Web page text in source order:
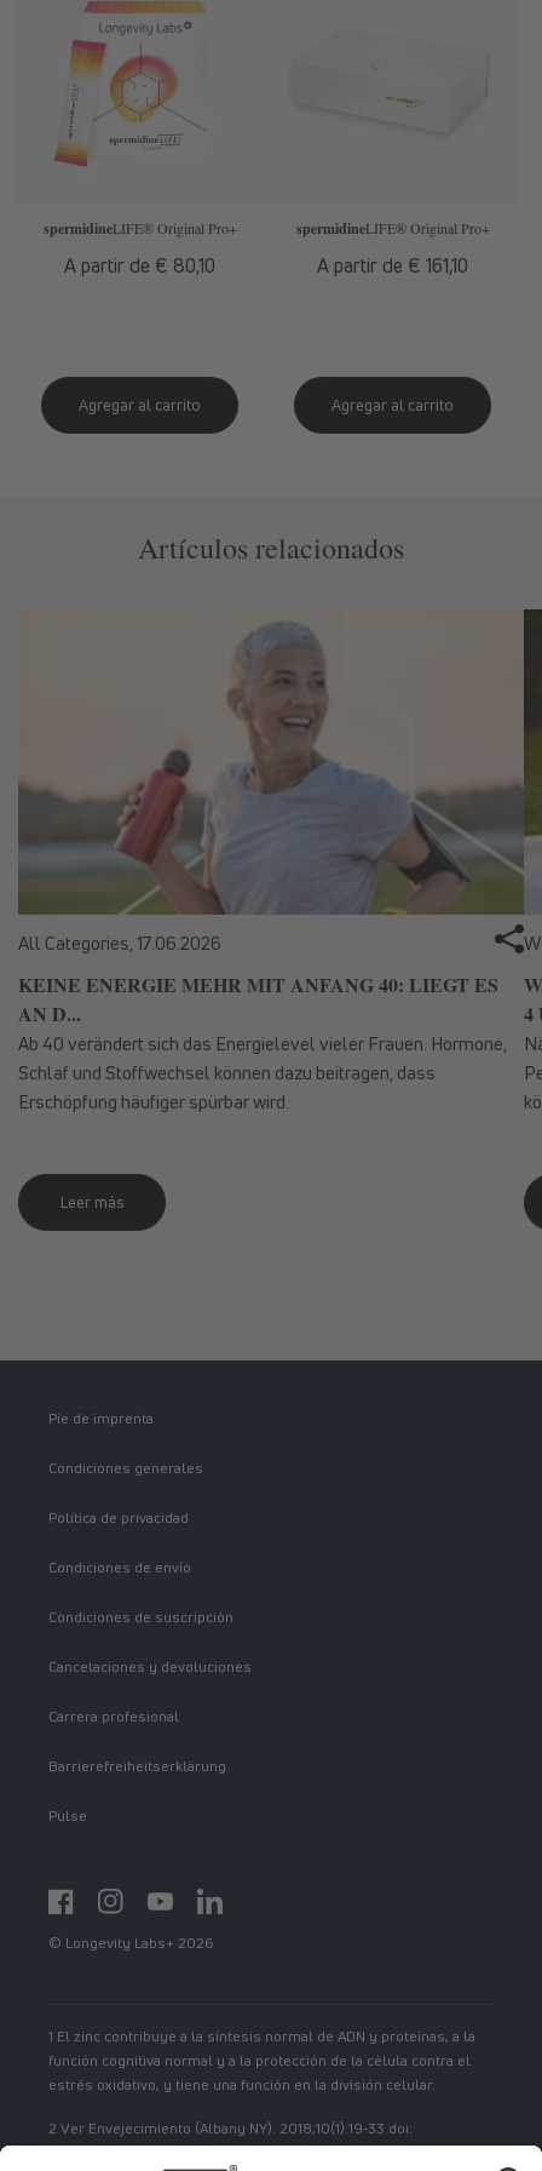
spermidineLIFE® Original Pro+
Precio
A partir de € 80,10
spermidineLIFE® Original Pro+
Precio
A partir de € 161,10
Artículos relacionados
All Categories, 17.06.2026
KEINE ENERGIE MEHR MIT ANFANG 40: LIEGT ES
AN D...
Ab 40 verändert sich das Energielevel vieler Frauen. Hormone,
Schlaf und Stoffwechsel können dazu beitragen, dass
Erschöpfung häufiger spürbar wird.
Leer más
4
Pie de imprenta
Condiciones generales
Política de privacidad
Condiciones de envío
Condiciones de suscripción
Cancelaciones y devoluciones
Carrera profesional
Barrierefreiheitserklärung
Pulse
FacebookInstagramYouTubehttps://www.linkedin.com/showcase/
© Longevity Labs+ 2026
1 El zinc contribuye a la síntesis normal de ADN y proteínas, a la
función cognitiva normal y a la protección de la célula contra el
estrés oxidativo, y tiene una función en la división celular.
2 Ver Envejecimiento (Albany NY). 2018;10(1):19-33 doi:
10.18632/aging/101354.